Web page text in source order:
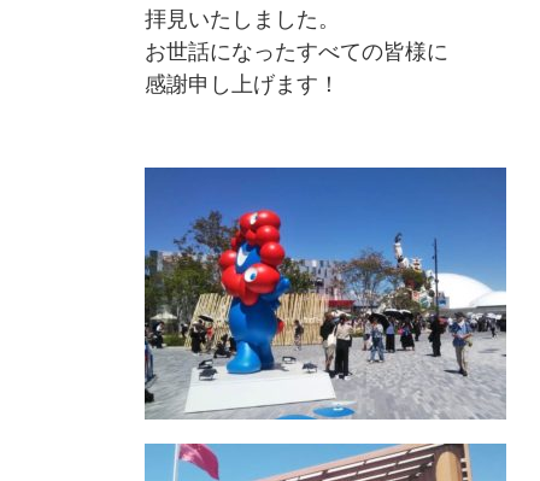
拝見いたしました。
お世話になったすべての皆様に
感謝申し上げます！